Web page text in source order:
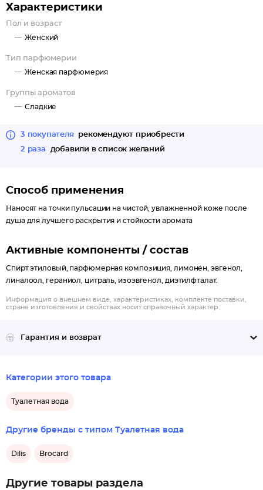
Характеристики
Пол и возраст
Женский
Тип парфюмерии
Женская парфюмерия
Группы ароматов
Сладкие
3 покупателя
рекомендуют приобрести
2 раза
добавили в список желаний
Способ применения
Наносят на точки пульсации на чистой, увлажненной коже после
душа для лучшего раскрытия и стойкости аромата
Активные компоненты / состав
Спирт этиловый, парфюмерная композиция, лимонен, эвгенол,
линалоол, гераниол, цитраль, изоэвгенол, диэтилфталат.
Информация о внешнем виде, характеристиках, комплекте поставки,
стране изготовления и свойствах носит справочный характер.
Гарантия и возврат
Категории этого товара
Туалетная вода
Другие бренды с типом Туалетная вода
Dilis Brocard
Другие товары раздела